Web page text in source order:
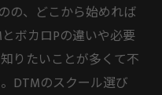
の、どこから始めれば
ボカロPの違いや必要
りたいことが多くて不
DTMのスクール選び